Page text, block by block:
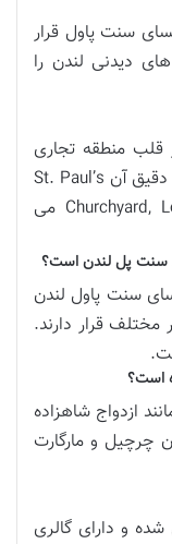
سنت پاول قرار
دیدنی لندن را
منطقه تجاری
(City of London) واقع شده است. آدرس دقیق آن St. Paul’s
Churchyard, London EC4M 8AD, United Kingdom می
سنت پل لندن است؟
سنت پاول لندن
قرار دارند.
است؟
ازدواج شاهزاده
چرچیل و مارگارت
و دارای گالری